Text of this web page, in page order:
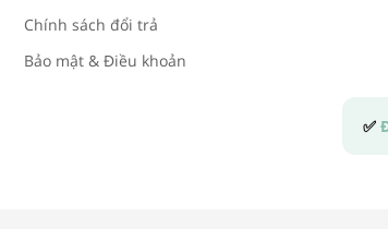
Chính sách đổi trả
Bảo mật & Điều khoản
✅